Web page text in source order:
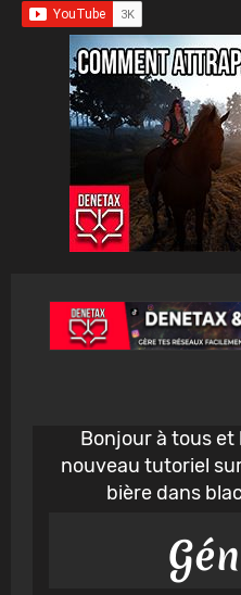
Bonjour à tous
nouveau tutoriel
bière dans